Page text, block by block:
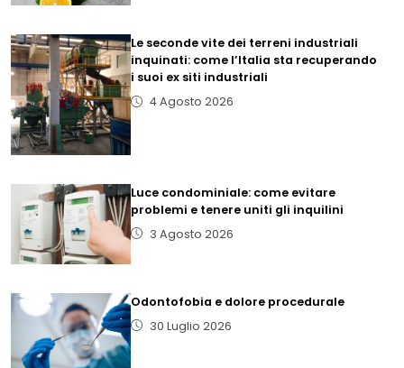
Le seconde vite dei terreni industriali
inquinati: come l’Italia sta recuperando
i suoi ex siti industriali
4 Agosto 2026
Luce condominiale: come evitare
problemi e tenere uniti gli inquilini
3 Agosto 2026
Odontofobia e dolore procedurale
30 Luglio 2026